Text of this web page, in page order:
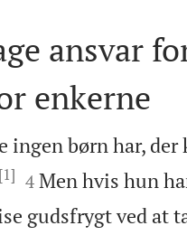
ansvar
enkerne
ingen børn har,
[1]
4 Men hvis hun
gudsfrygt ved at